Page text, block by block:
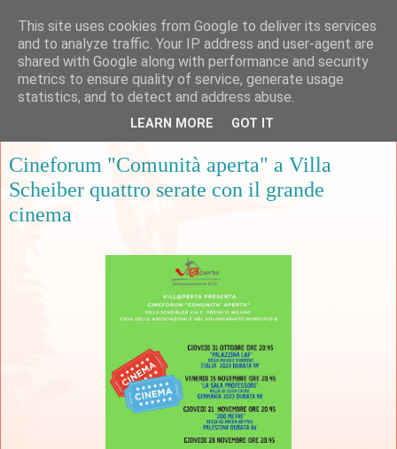
mercoledì 20 novembre 2024
Cineforum "Comunità aperta" a Villa
Scheiber quattro serate con il grande
cinema
This site uses cookies from Google to deliver its services
and to analyze traffic. Your IP address and user-agent are
shared with Google along with performance and security
metrics to ensure quality of service, generate usage
statistics, and to detect and address abuse.
LEARN MORE GOT IT